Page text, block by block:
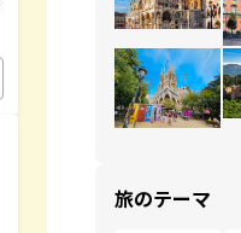
旅のテーマ